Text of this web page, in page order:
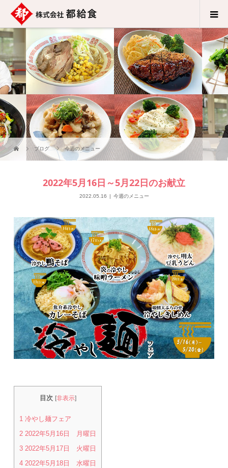
ブログ 今週のメニュー
2022年5月16日～5月22日のお献立
2022.05.16 今週のメニュー
目次 [非表示]
1 冷やし麺フェア
2 2022年5月16日 月曜日
3 2022年5月17日 火曜日
4 2022年5月18日 水曜日